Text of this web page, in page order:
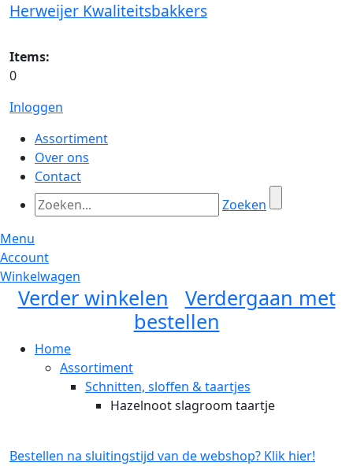
Herweijer Kwaliteitsbakkers
Items:
0
Inloggen
Assortiment
Over ons
Contact
Zoeken
Menu
Account
Winkelwagen
Verder winkelen
Verdergaan met
bestellen
Home
Assortiment
Schnitten, sloffen & taartjes
Hazelnoot slagroom taartje
Bestellen na sluitingstijd van de webshop? Klik hier!